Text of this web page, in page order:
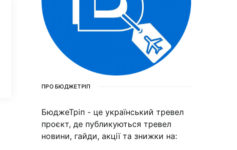
ПРО БЮДЖЕТРІП
БюджеТріп - це український тревел
проєкт, де публикуються тревел
новини, гайди, акції та знижки на: